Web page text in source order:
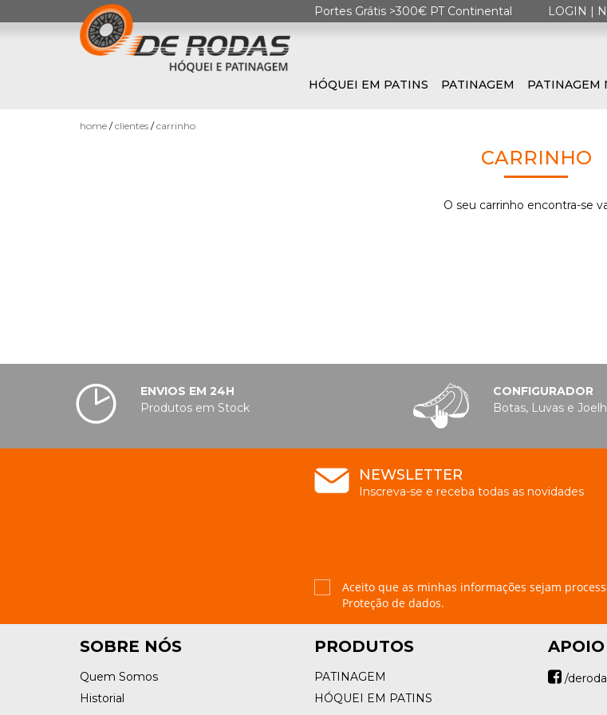
Portes Grátis >300€ PT Continental LOGIN |
PATINAGEM
GELO
DERBY
HÓQUEI EM PATINS PATINAGEM PATINAGEM
home clientes carrinho
CARRINHO
O seu carrinho encontra-se
ENVIOS EM 24H
Produtos em Stock
CONFIGURADOR
Botas, Luvas e
NEWSLETTER
Inscreva-se e receba todas as novidades
Aceito que as minhas informações sejam
Proteção de dados.
SOBRE NÓS
Quem Somos
Historial
PRODUTOS
PATINAGEM
HÓQUEI EM PATINS
/